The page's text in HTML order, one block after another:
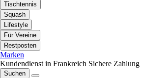
Tischtennis
Squash
Lifestyle
Für Vereine
Restposten
Marken
Kundendienst in Frankreich Sichere Zahlung
Suchen